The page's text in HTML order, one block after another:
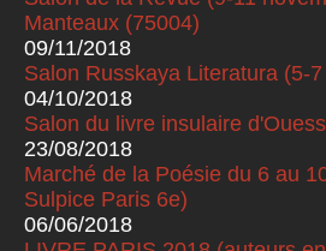
Manteaux (75004)
09/11/2018
Salon Russkaya Literatura (5-
04/10/2018
Salon du livre insulaire
23/08/2018
Marché de la Poésie du 6 au
Sulpice Paris 6e)
06/06/2018